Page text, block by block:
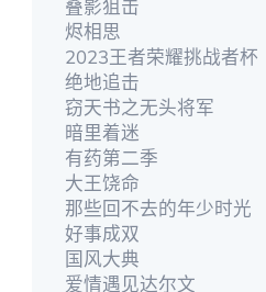
叠影狙击
烬相思
2023王者荣耀挑战者杯
绝地追击
窃天书之无头将军
暗里着迷
有药第二季
大王饶命
那些回不去的年少时光
好事成双
国风大典
爱情遇见达尔文